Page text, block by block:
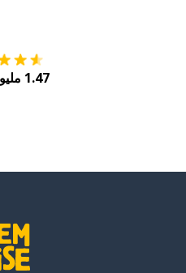
1.47 مليون تقييم